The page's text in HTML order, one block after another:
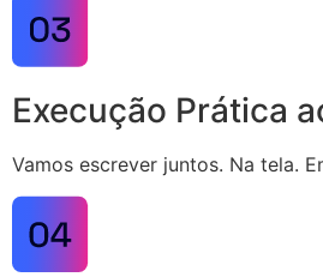
Execução Prática
Vamos escrever juntos. Na tela.